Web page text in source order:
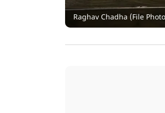
Raghav Chadha (File